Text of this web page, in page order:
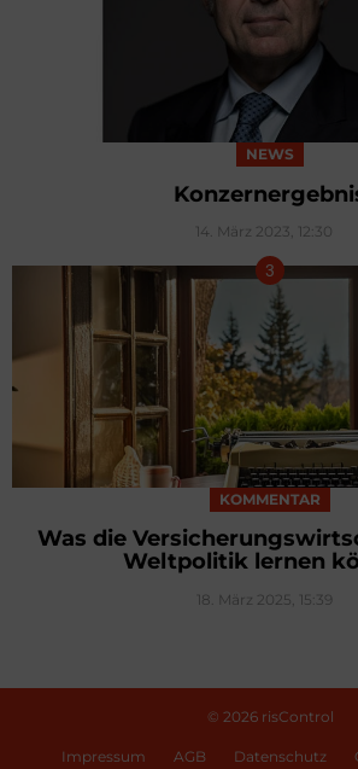
NEWS
14. März 2023, 12:30
KOMMENTAR
Was die
Weltpolitik lernen
18. März 2025, 15:39
© 2026 risControl
Impressum AGB Datenschutz